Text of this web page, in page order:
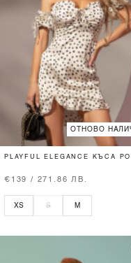
ОТНОВО
PLAYFUL ELEGANCE КЪСА
€139 / 271.86 ЛВ.
XS S M